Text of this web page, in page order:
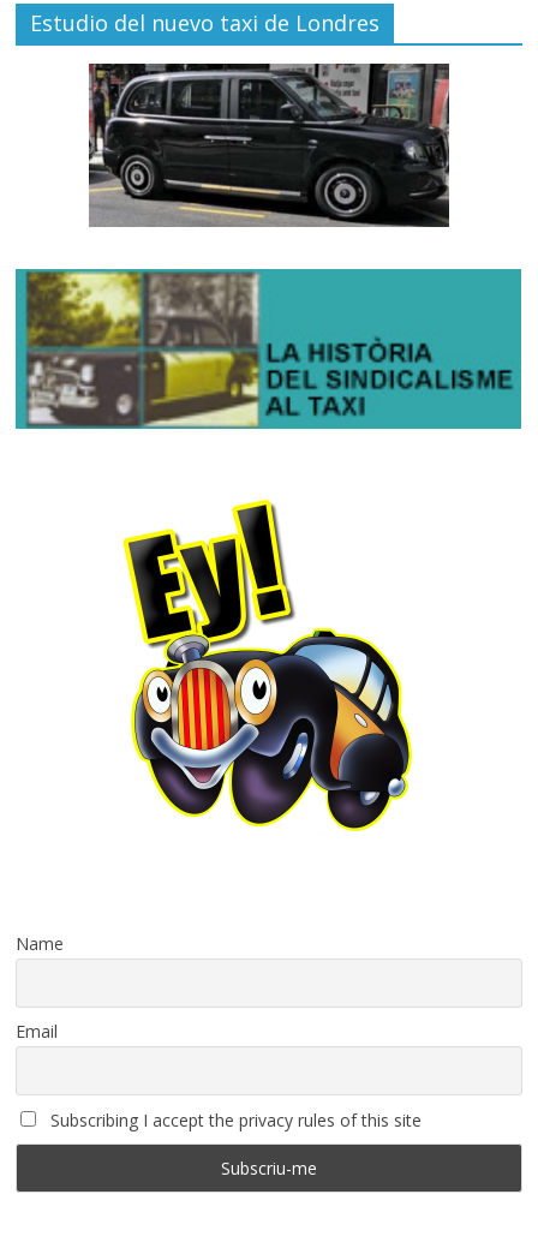
Estudio del nuevo taxi de Londres
Name
Email
Subscribing I accept the privacy rules of this site